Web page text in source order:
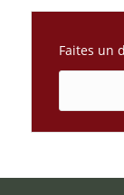
Faites un